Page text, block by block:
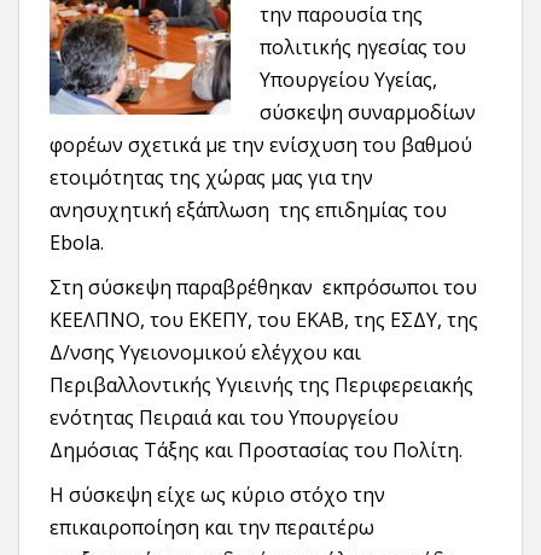
την παρουσία της
πολιτικής ηγεσίας του
Υπουργείου Υγείας,
σύσκεψη συναρμοδίων
φορέων σχετικά με την ενίσχυση του βαθμού
ετοιμότητας της χώρας μας για την
ανησυχητική εξάπλωση της επιδημίας του
Ebola.
Στη σύσκεψη παραβρέθηκαν εκπρόσωποι του
ΚΕΕΛΠΝΟ, του ΕΚΕΠΥ, του ΕΚΑΒ, της ΕΣΔΥ, της
Δ/νσης Υγειονομικού ελέγχου και
Περιβαλλοντικής Υγιεινής της Περιφερειακής
ενότητας Πειραιά και του Υπουργείου
Δημόσιας Τάξης και Προστασίας του Πολίτη.
Η σύσκεψη είχε ως κύριο στόχο την
επικαιροποίηση και την περαιτέρω